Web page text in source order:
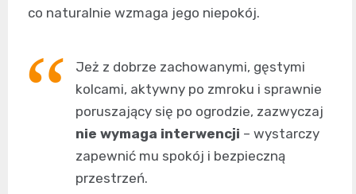
co naturalnie wzmaga jego niepokój.
Jeż z dobrze zachowanymi, gęstymi
kolcami, aktywny po zmroku i sprawnie
poruszający się po ogrodzie, zazwyczaj
nie wymaga interwencji – wystarczy
zapewnić mu spokój i bezpieczną
przestrzeń.